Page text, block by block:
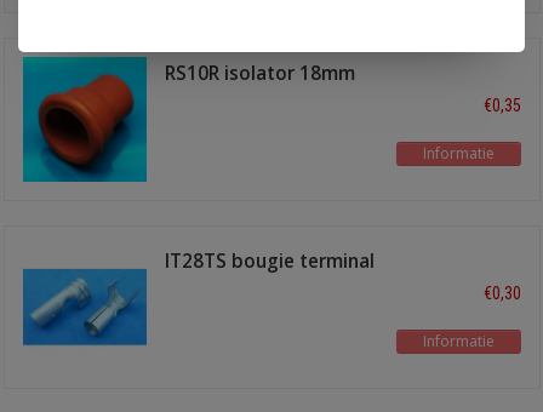
RS10R isolator 18mm
€0,35
Informatie
IT28TS bougie terminal
€0,30
Informatie